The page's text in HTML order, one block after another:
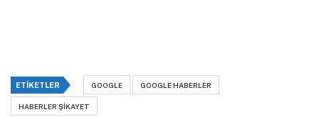
ETIKETLER GOOGLE GOOGLE HABERLER
HABERLER ŞIKAYET